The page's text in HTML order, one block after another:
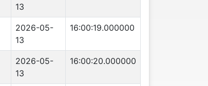
13
2026-05-
13
16:00:19.000000
2026-05-
13
16:00:20.000000